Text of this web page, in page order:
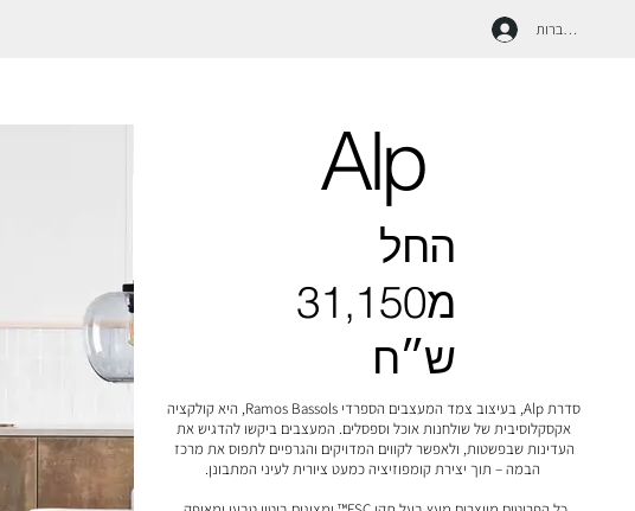
להתחברות
Alp
החל
מ31,150
ש״ח
סדרת Alp, בעיצוב צמד המעצבים הספרדי Ramos Bassols, היא קולקציה
אקסקלוסיבית של שולחנות אוכל וספסלים. המעצבים ביקשו להדגיש את